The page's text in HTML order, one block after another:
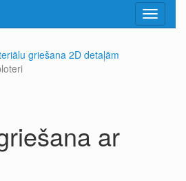
Toggle
griešana 2D detaļām
ar